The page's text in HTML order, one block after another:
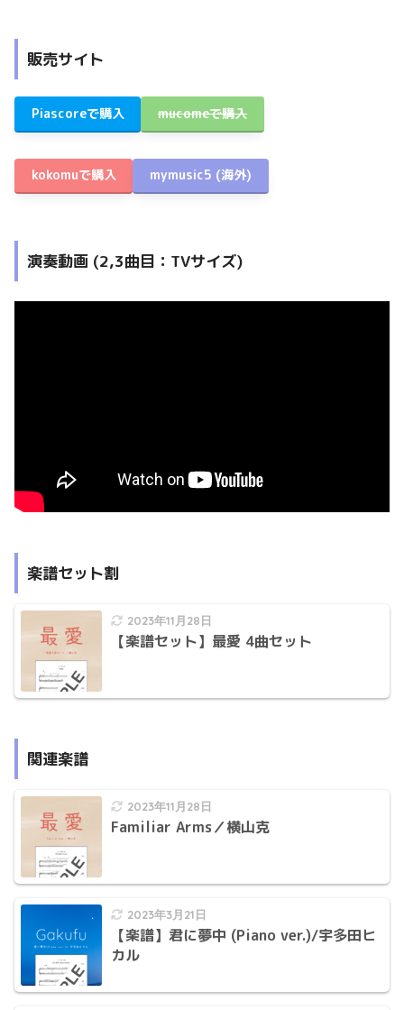
販売サイト
Piascoreで購入 mucomeで購入
kokomuで購入 mymusic5 (海外)
演奏動画 (2,3曲目：TVサイズ)
楽譜セット割
2023年11月28日
【楽譜セット】最愛 4曲セット
関連楽譜
2023年11月28日
Familiar Arms／横山克
2023年3月21日
【楽譜】君に夢中 (Piano ver.)/宇多田ヒ
カル